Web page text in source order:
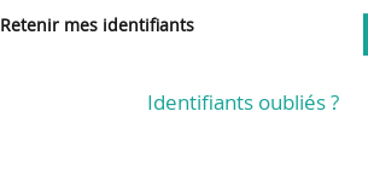
Retenir mes identifiants
Identifiants oubliés ?